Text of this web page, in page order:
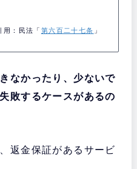
用：民法「 第六百二十七条 」
なかったり、少ないで
敗するケースがあるの
返金保証があるサービ